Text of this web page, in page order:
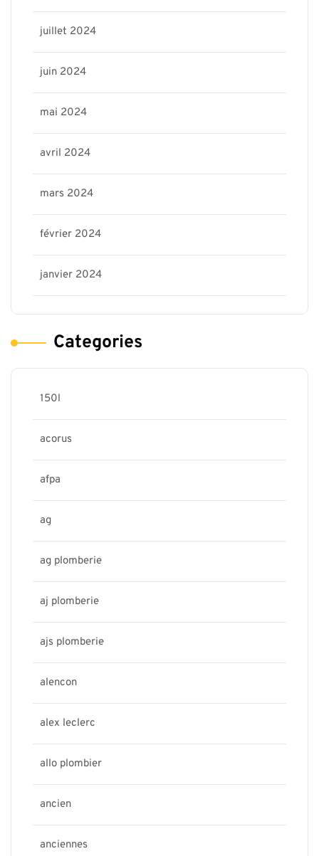
juillet 2024
juin 2024
mai 2024
avril 2024
mars 2024
février 2024
janvier 2024
Categories
150l
acorus
afpa
ag
ag plomberie
aj plomberie
ajs plomberie
alencon
alex leclerc
allo plombier
ancien
anciennes